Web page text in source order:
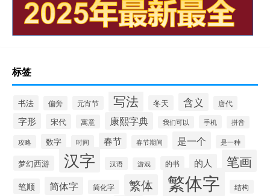
标签
书法 偏旁 元宵节 写法 冬天 含义 唐代
字形 宋代 寓意 康熙字典 我们可以 手机 拼音
攻略 数字 时间 春节 春节期间 是一个 是一种
梦幻西游 汉字 汉语 游戏 的书 的人 笔画
笔顺 简体字 简化字 繁体 繁体字 结构